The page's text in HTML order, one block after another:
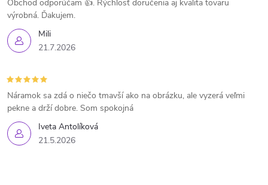
Mili
21.7.2026
Obchod odporúčam 👍. Rýchlosť doručenia aj kvalita tovaru
výrobná. Ďakujem.
Iveta Antolíková
21.5.2026
Náramok sa zdá o niečo tmavší ako na obrázku, ale vyzerá veľmi
pekne a drží dobre. Som spokojná